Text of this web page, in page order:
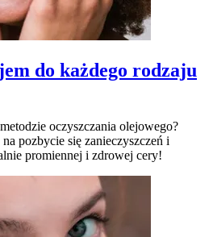
do każdego rodzaju
oczyszczania olejowego?
pozbycie się zanieczyszczeń i
promiennej i zdrowej cery!